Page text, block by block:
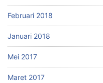
Februari 2018
Januari 2018
Mei 2017
Maret 2017